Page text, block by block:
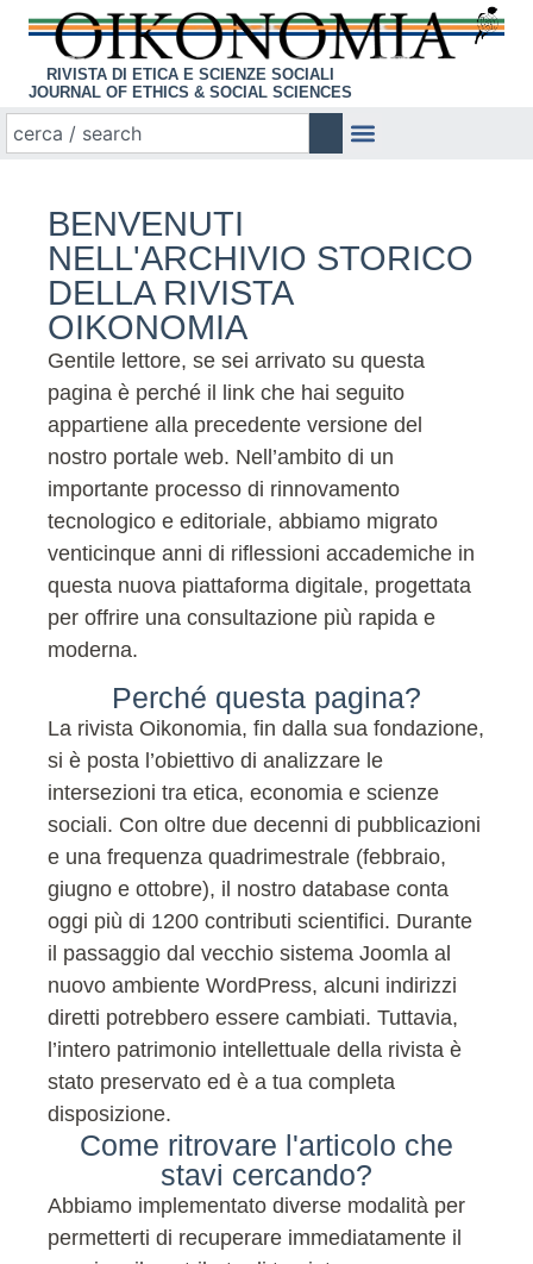
RIVISTA DI ETICA E SCIENZE SOCIALI
JOURNAL OF ETHICS & SOCIAL SCIENCES
BENVENUTI
NELL'ARCHIVIO STORICO
DELLA RIVISTA
OIKONOMIA
Gentile lettore, se sei arrivato su questa
pagina è perché il link che hai seguito
appartiene alla precedente versione del
nostro portale web. Nell’ambito di un
importante processo di rinnovamento
tecnologico e editoriale, abbiamo migrato
venticinque anni di riflessioni accademiche in
questa nuova piattaforma digitale, progettata
per offrire una consultazione più rapida e
moderna.
Perché questa pagina?
La rivista Oikonomia, fin dalla sua fondazione,
si è posta l’obiettivo di analizzare le
intersezioni tra etica, economia e scienze
sociali. Con oltre due decenni di pubblicazioni
e una frequenza quadrimestrale (febbraio,
giugno e ottobre), il nostro database conta
oggi più di 1200 contributi scientifici. Durante
il passaggio dal vecchio sistema Joomla al
nuovo ambiente WordPress, alcuni indirizzi
diretti potrebbero essere cambiati. Tuttavia,
l’intero patrimonio intellettuale della rivista è
stato preservato ed è a tua completa
disposizione.
Come ritrovare l'articolo che
stavi cercando?
Abbiamo implementato diverse modalità per
permetterti di recuperare immediatamente il